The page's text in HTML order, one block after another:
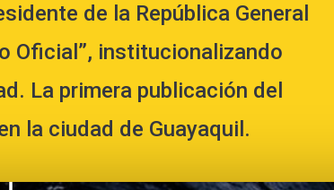
de la República General
Oficial”, institucionalizando
La primera publicación del
la ciudad de Guayaquil.